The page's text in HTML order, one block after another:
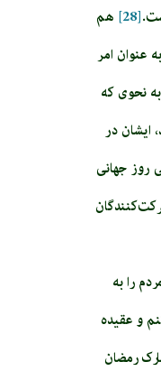
[28]
هم
عنوان امر
نحوی که
ایشان در
روز جهانی
را به
و عقیده
رمضان